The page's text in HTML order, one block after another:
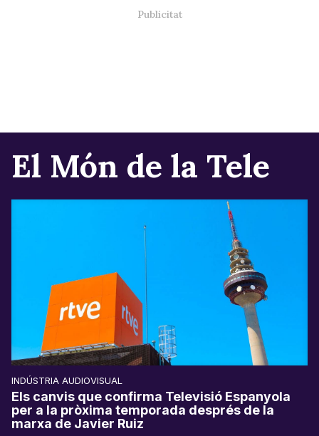
El Món de la Tele
INDÚSTRIA AUDIOVISUAL
Els canvis que confirma Televisió Espanyola
per a la pròxima temporada després de la
marxa de Javier Ruiz